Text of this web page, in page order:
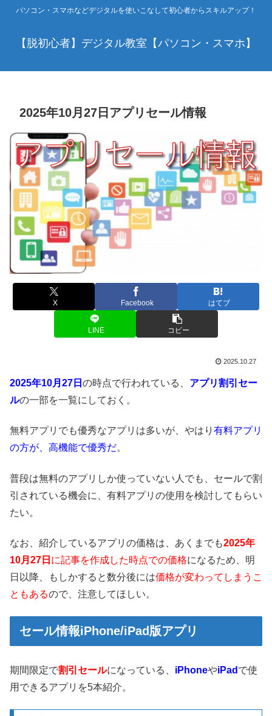
パソコン・スマホなどデジタルを使いこなして初心者からスキルアップ！
【脱初心者】デジタル教室【パソコン・スマホ】
2025年10月27日アプリセール情報
X Facebook はてブ
LINE コピー
2025.10.27
2025年10月27日 の時点で行われている、 アプリ割引セー
ルの一部を一覧にしておく。
無料アプリでも優秀なアプリは多いが、やはり 有料アプリ
の方が、高機能で優秀だ。
普段は無料のアプリしか使っていない人でも、セールで割
引されている機会に、有料アプリの使用を検討してもらい
たい。
なお、紹介しているアプリの価格は、あくまでも2025年
10月27日 に記事を作成した時点での価格になるため、明
日以降、もしかすると数分後には価格が変わってしまうこ
ともあるので、注意してほしい。
セール情報iPhone/iPad版アプリ
期間限定で割引セールになっている、 iPhoneやiPad で使
用できるアプリを5本紹介。